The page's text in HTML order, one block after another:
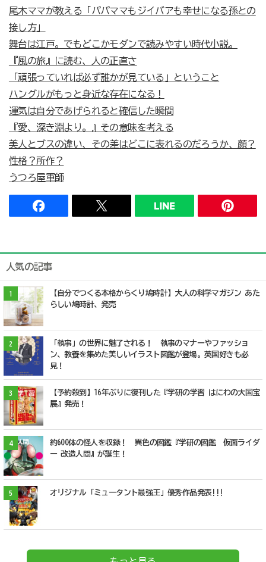
尾木ママが教える「パパママもジイバアも幸せになる孫との
接し方」
舞台は江戸。でもどこかモダンで読みやすい時代小説。
『風の旅』に読む、人の正直さ
「頑張っていれば必ず誰かが見ている」ということ
ハングルがもっと身近な存在になる！
運気は自分であげられると確信した瞬間
『愛、深き淵より。』その意味を考える
美人とブスの違い、その差はどこに表れるのだろうか、顔？
性格？所作？
うつろ屋軍師
人気の記事
1
【自分でつくる本格からくり鳩時計】大人の科学マガジン あた
らしい鳩時計、発売
2
「執事」の世界に魅了される！ 執事のマナーやファッショ
ン、教養を集めた美しいイラスト図鑑が登場。英国好きも必
見！
3
【予約殺到】16年ぶりに復刊した『学研の学習 はにわの大国宝
展』発売！
4
約600体の怪人を収録！ 異色の図鑑『学研の図鑑 仮面ライダ
ー 改造人間』が誕生！
5 オリジナル「ミュータント最強王」優秀作品発表!!!